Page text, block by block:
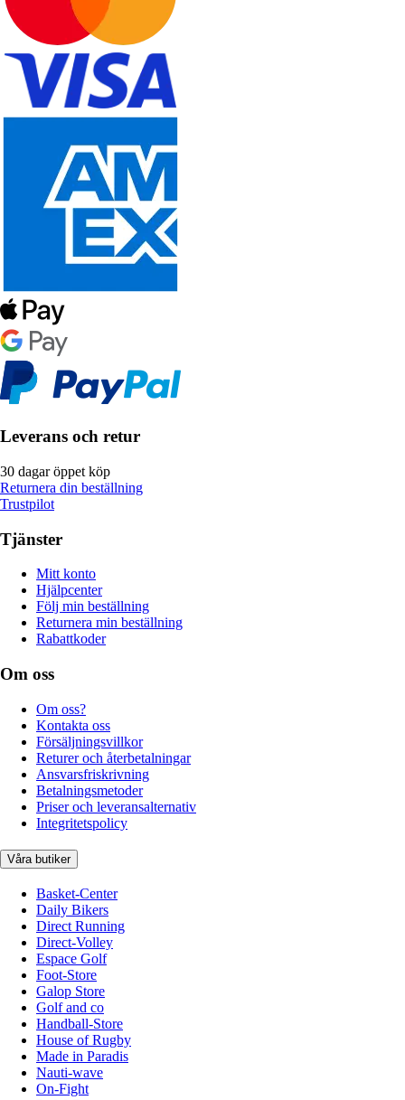
Leverans och retur
30 dagar öppet köp
Returnera din beställning
Trustpilot
Tjänster
Mitt konto
Hjälpcenter
Följ min beställning
Returnera min beställning
Rabattkoder
Om oss
Om oss?
Kontakta oss
Försäljningsvillkor
Returer och återbetalningar
Ansvarsfriskrivning
Betalningsmetoder
Priser och leveransalternativ
Integritetspolicy
Våra butiker
Basket-Center
Daily Bikers
Direct Running
Direct-Volley
Espace Golf
Foot-Store
Galop Store
Golf and co
Handball-Store
House of Rugby
Made in Paradis
Nauti-wave
On-Fight